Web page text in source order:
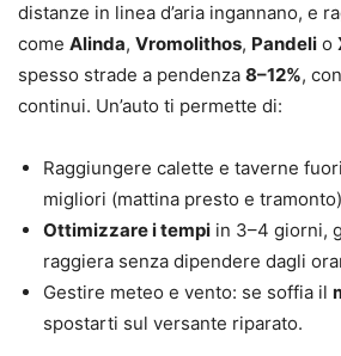
distanze in linea d’aria ingannano, e
come Alinda, Vromolithos, Pandeli o
spesso strade a pendenza 8–12%,
continui. Un’auto ti permette di:
Raggiungere calette e taverne
migliori (mattina presto e
Ottimizzare i tempi in 3–4 giorni,
raggiera senza dipendere dagli
Gestire meteo e vento: se soffia il
spostarti sul versante riparato.